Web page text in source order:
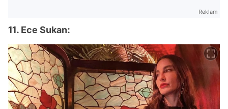
Reklam
11. Ece Sukan: